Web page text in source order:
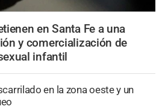
en Santa Fe a una
y comercialización de
infantil
en la zona oeste y un